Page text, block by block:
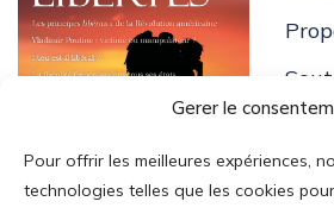
Gerer le
Pour offrir les meilleures expériences,
technologies telles que les cookies